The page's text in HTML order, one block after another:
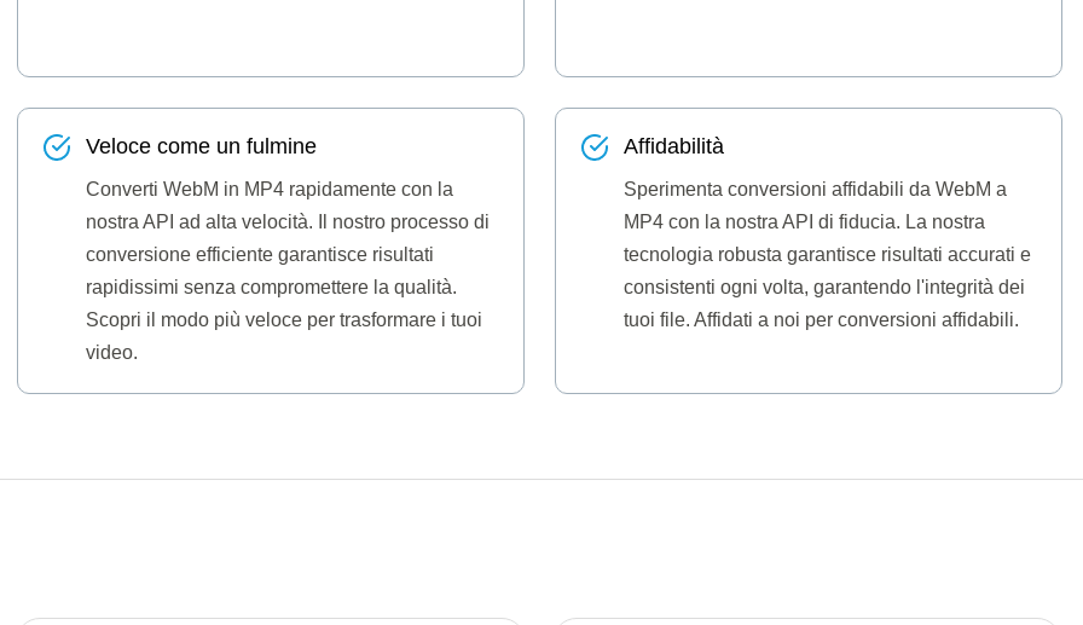
Veloce come un fulmine
Converti WebM in MP4 rapidamente con la
nostra API ad alta velocità. Il nostro processo di
conversione efficiente garantisce risultati
rapidissimi senza compromettere la qualità.
Scopri il modo più veloce per trasformare i tuoi
video.
Affidabilità
Sperimenta conversioni affidabili da WebM a
MP4 con la nostra API di fiducia. La nostra
tecnologia robusta garantisce risultati accurati e
consistenti ogni volta, garantendo l'integrità dei
tuoi file. Affidati a noi per conversioni affidabili.